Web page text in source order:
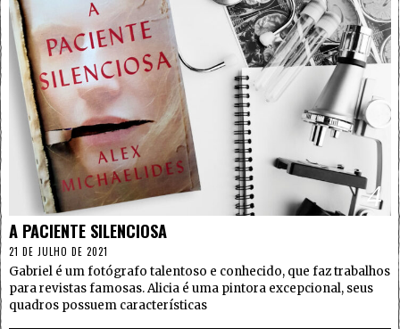
4
A PACIENTE SILENCIOSA
21 DE JULHO DE 2021
Gabriel é um fotógrafo talentoso e conhecido, que faz trabalhos
para revistas famosas. Alicia é uma pintora excepcional, seus
quadros possuem características